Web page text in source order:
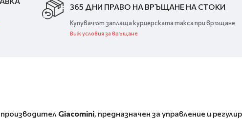
365 ДНИ ПРАВО НА ВРЪЩАНЕ НА СТОКИ
Купувачът заплаща куриерската такса при връщане
Виж условия за връщане
Giacomini, предназначен за управление и